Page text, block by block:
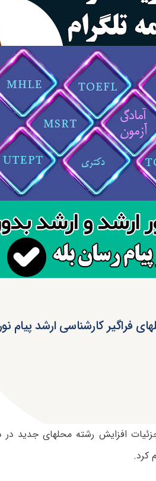
فراگیر کارشناسی ارشد پیام نور
افزایش رشته محلهای جدید در
کرد.